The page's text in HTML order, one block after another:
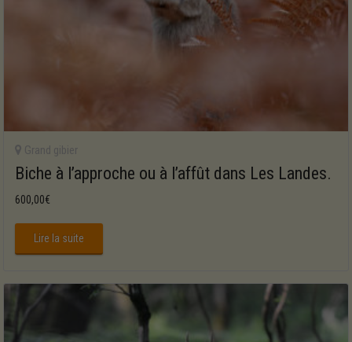
Grand gibier
Biche à l’approche ou à l’affût dans Les Landes.
600,00€
Lire la suite